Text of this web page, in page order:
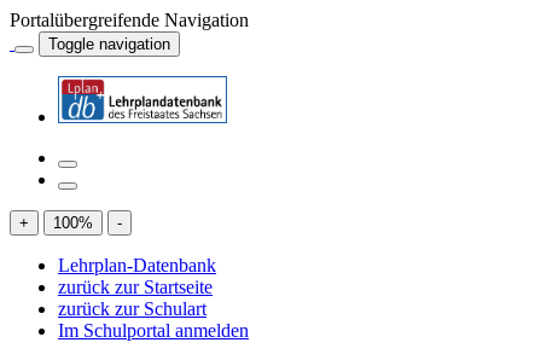
Portalübergreifende Navigation
Toggle navigation
+ 100% -
Lehrplan-Datenbank
zurück zur Startseite
zurück zur Schulart
Im Schulportal anmelden